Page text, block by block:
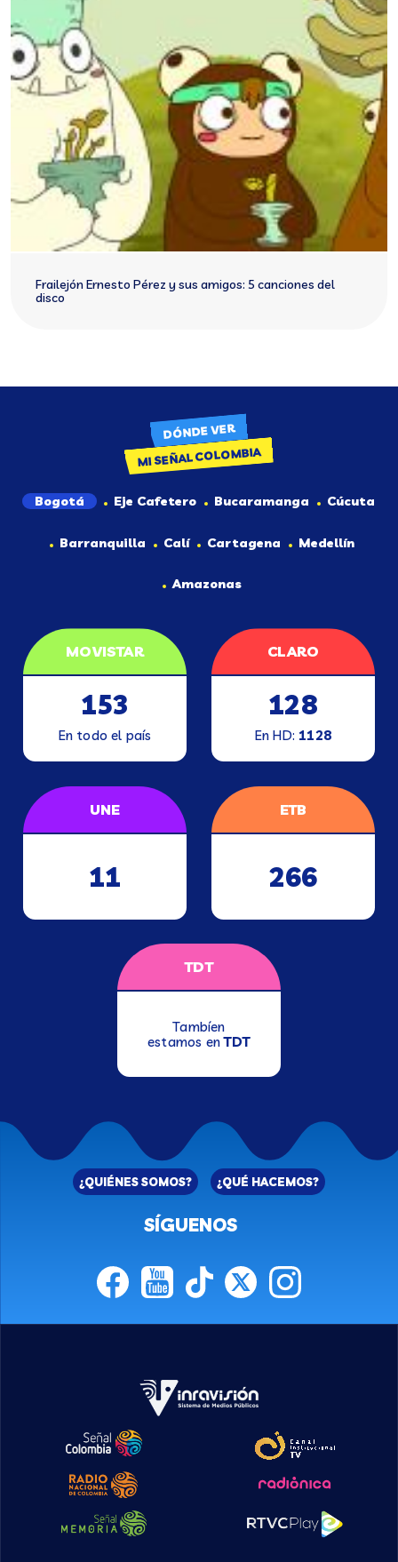
Frailejón Ernesto Pérez y sus amigos: 5 canciones del
disco
DÓNDE VER
MI SEÑAL COLOMBIA
Bogotá Eje Cafetero Bucaramanga Cúcuta
Barranquilla Calí Cartagena Medellín
Amazonas
MOVISTAR
153
En todo el país
CLARO
128
En HD:1128
UNE
11
ETB
266
TDT
Tambíen
estamos enTDT
¿QUIÉNES SOMOS? ¿QUÉ HACEMOS?
SÍGUENOS